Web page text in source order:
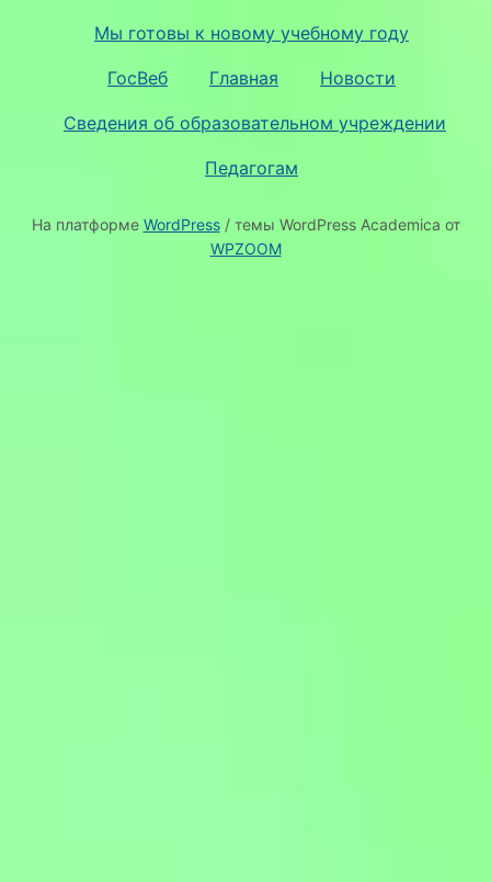
Мы готовы к новому учебному году
ГосВеб Главная Новости
Сведения об образовательном учреждении
Педагогам
На платформе WordPress/ темы WordPress Academica от
WPZOOM